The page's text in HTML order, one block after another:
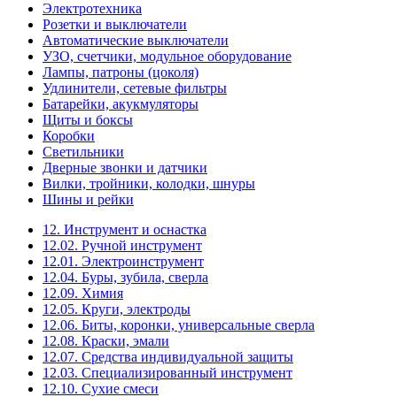
Электротехника
Розетки и выключатели
Автоматические выключатели
УЗО, счетчики, модульное оборудование
Лампы, патроны (цоколя)
Удлинители, сетевые фильтры
Батарейки, акукмуляторы
Щиты и боксы
Коробки
Светильники
Дверные звонки и датчики
Вилки, тройники, колодки, шнуры
Шины и рейки
12. Инструмент и оснастка
12.02. Ручной инструмент
12.01. Электроинструмент
12.04. Буры, зубила, сверла
12.09. Химия
12.05. Круги, электроды
12.06. Биты, коронки, универсальные сверла
12.08. Краски, эмали
12.07. Средства индивидуальной защиты
12.03. Специализированный инструмент
12.10. Сухие смеси